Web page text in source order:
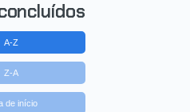
A-Z
Z-A
de início